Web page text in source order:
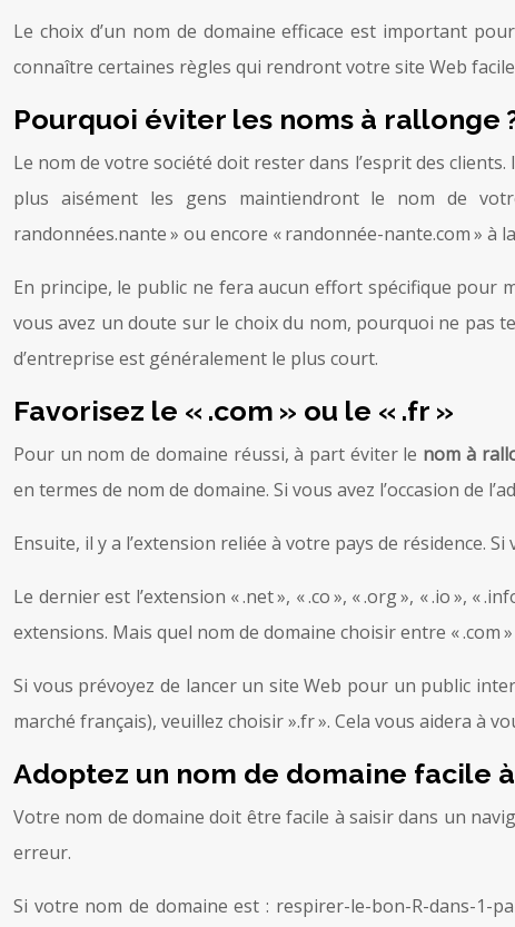
Le choix d’un nom de domaine efficace est important
connaître certaines règles qui rendront votre site Web
Pourquoi éviter les noms à rallonge
Le nom de votre société doit rester dans l’esprit des clients.
plus aisément les gens maintiendront le nom de
randonnées.nante » ou encore « randonnée-nante.com » à
En principe, le public ne fera aucun effort spécifique pour
vous avez un doute sur le choix du nom, pourquoi ne pas
d’entreprise est généralement le plus court.
Favorisez le « .com » ou le « .fr »
Pour un nom de domaine réussi, à part éviter le nom à
en termes de nom de domaine. Si vous avez l’occasion de
Ensuite, il y a l’extension reliée à votre pays de résidence. Si
Le dernier est l’extension « .net », « .co », « .org », « .io », «
extensions. Mais quel nom de domaine choisir entre « .com »
Si vous prévoyez de lancer un site Web pour un public
marché français), veuillez choisir ».fr ». Cela vous aidera à
Adoptez un nom de domaine facile
Votre nom de domaine doit être facile à saisir dans un
erreur.
Si votre nom de domaine est : respirer-le-bon-R-dans-1-